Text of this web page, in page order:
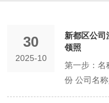
30
2025-10
新都区公司
领照​
第一步：
份 公司名
商登记的起